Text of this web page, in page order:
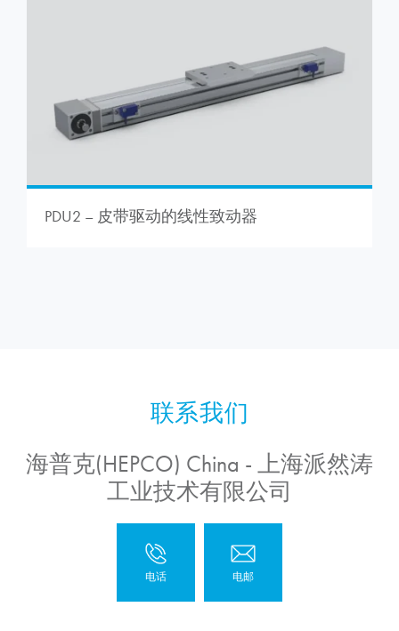
PDU2 – 皮带驱动的线性致动器
海普克(HEPCO) China - 上海派然涛
工业技术有限公司